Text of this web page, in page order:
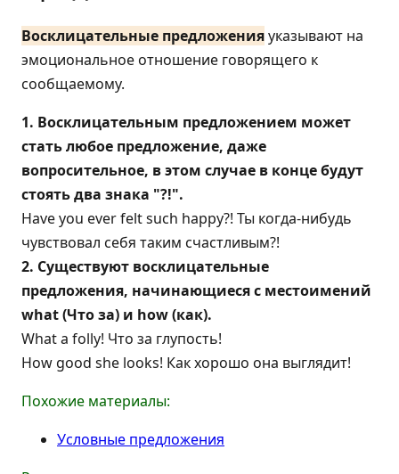
Восклицательные предложенияуказывают на
эмоциональное отношение говорящего к
сообщаемому.
1. Восклицательным предложением может
стать любое предложение, даже
вопросительное, в этом случае в конце будут
стоять два знака "?!".
Have you ever felt such happy?! Ты когда-нибудь
чувствовал себя таким счастливым?!
2. Существуют восклицательные
предложения, начинающиеся с местоимений
what (Что за) и how (как).
What a folly! Что за глупость!
How good she looks! Как хорошо она выглядит!
Похожие материалы:
Условные предложения